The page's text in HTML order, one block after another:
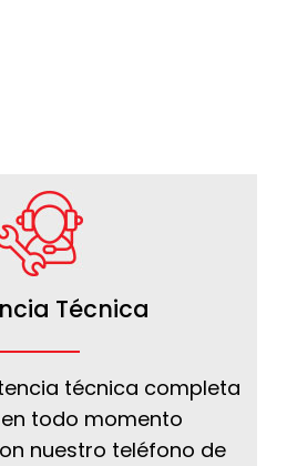
Técnica
técnica completa
todo momento
nuestro teléfono de